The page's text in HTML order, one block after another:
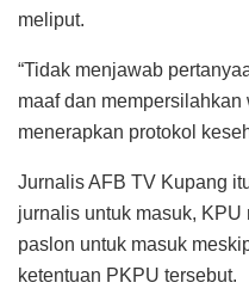
meliput.
“Tidak menjawab
maaf dan
menerapkan protokol
Jurnalis AFB TV Kupang
jurnalis untuk masuk,
paslon untuk masuk
ketentuan PKPU tersebut.